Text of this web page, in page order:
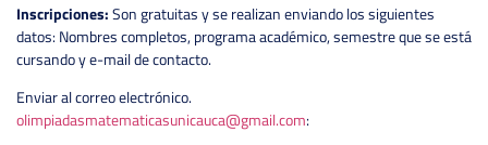
Inscripciones:Son gratuitas y se realizan enviando los siguientes
datos: Nombres completos, programa académico, semestre que se está
cursando y e-mail de contacto.
Enviar al correo electrónico.
olimpiadasmatematicasunicauca@gmail.com: